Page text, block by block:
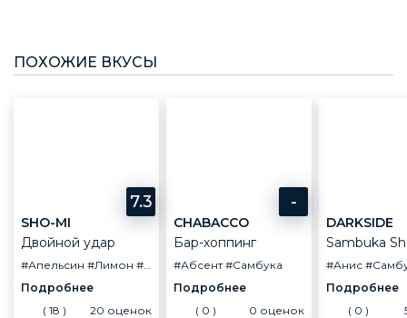
ПОХОЖИЕ ВКУСЫ
7.3
SHO-MI
Двойной удар
#Апельсин #Лимон #Самбука
( 18 ) 20 оценок
-
CHABACCO
Бар-хоппинг
#Абсент #Самбука
( 0 ) 0 оценок
DARKSIDE
Sambuka
#Анис
( 0 )